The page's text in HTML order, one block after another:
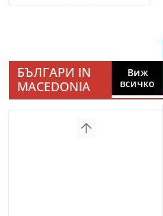
БЪЛГАРИ IN
MACEDONIA
Виж
всичко